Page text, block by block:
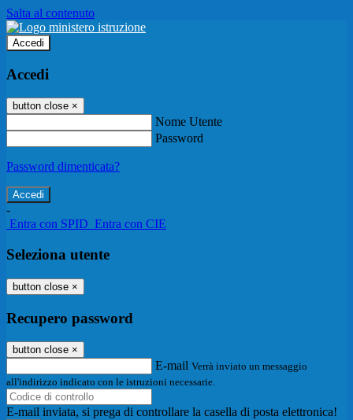
Salta al contenuto
Accedi
Accedi
button close ×
Nome Utente
Password
Password dimenticata?
-
Entra con SPID Entra con CIE
Seleziona utente
button close ×
Recupero password
button close ×
E-mail Verrà inviato un messaggio
all'indirizzo indicato con le istruzioni necessarie.
E-mail inviata, si prega di controllare la casella di posta elettronica!